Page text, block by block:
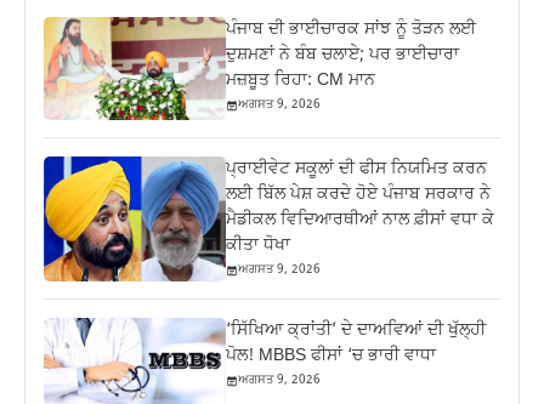
ਪੰਜਾਬ ਦੀ ਭਾਈਚਾਰਕ ਸਾਂਝ ਨੂੰ ਤੋੜਨ ਲਈ
ਦੁਸ਼ਮਣਾਂ ਨੇ ਬੰਬ ਚਲਾਏ; ਪਰ ਭਾਈਚਾਰਾ
ਮਜ਼ਬੂਤ ਰਿਹਾ: CM ਮਾਨ
ਅਗਸਤ 9, 2026
ਪ੍ਰਾਈਵੇਟ ਸਕੂਲਾਂ ਦੀ ਫੀਸ ਨਿਯਮਿਤ ਕਰਨ
ਲਈ ਬਿੱਲ ਪੇਸ਼ ਕਰਦੇ ਹੋਏ ਪੰਜਾਬ ਸਰਕਾਰ ਨੇ
ਮੈਡੀਕਲ ਵਿਦਿਆਰਥੀਆਂ ਨਾਲ ਫ਼ੀਸਾਂ ਵਧਾ ਕੇ
ਕੀਤਾ ਧੋਖਾ
ਅਗਸਤ 9, 2026
‘ਸਿੱਖਿਆ ਕ੍ਰਾਂਤੀ’ ਦੇ ਦਾਅਵਿਆਂ ਦੀ ਖੁੱਲ੍ਹੀ
ਪੋਲ! MBBS ਫੀਸਾਂ ‘ਚ ਭਾਰੀ ਵਾਧਾ
ਅਗਸਤ 9, 2026